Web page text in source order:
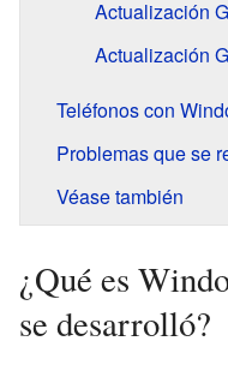
Actualización
Actualización
Teléfonos con
Problemas que se
Véase también
¿Qué es
se desarrolló?